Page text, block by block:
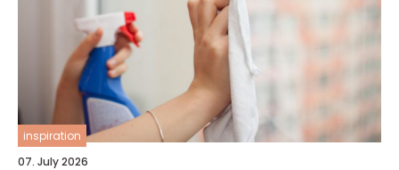
inspiration
07. July 2026